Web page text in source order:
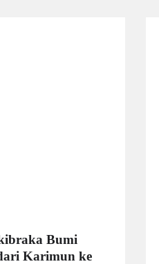
Bumi
Karimun ke